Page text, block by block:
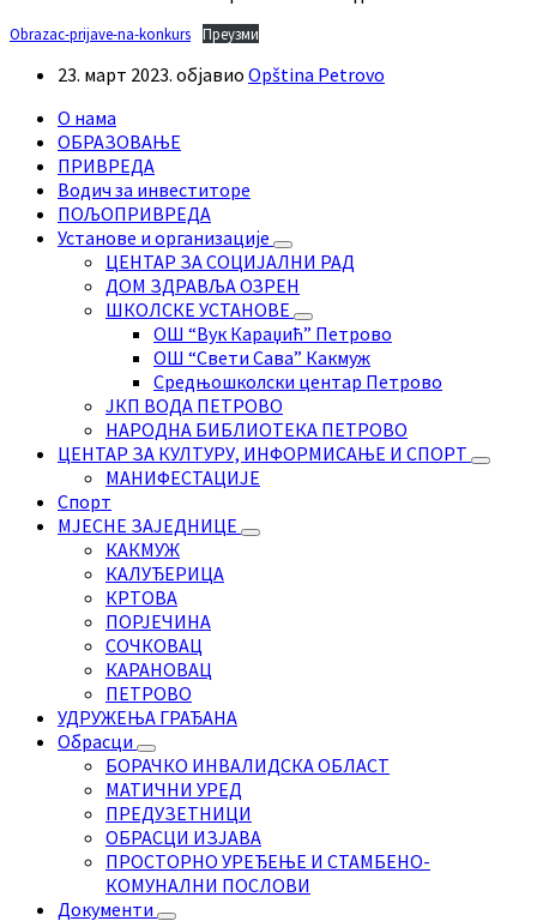
Obrazac-prijave-na-konkurs Преузми
23. март 2023. објавио Opština Petrovo
О нама
ОБРАЗОВАЊЕ
ПРИВРЕДА
Водич за инвеститоре
ПОЉОПРИВРЕДА
Установе и организације
ЦЕНТАР ЗА СОЦИЈАЛНИ РАД
ДОМ ЗДРАВЉА ОЗРЕН
ШКОЛСКЕ УСТАНОВЕ
ОШ “Вук Караџић” Петрово
ОШ “Свети Сава” Какмуж
Средњошколски центар Петрово
ЈКП ВОДА ПЕТРОВО
НАРОДНА БИБЛИОТЕКА ПЕТРОВО
ЦЕНТАР ЗА КУЛТУРУ, ИНФОРМИСАЊЕ И СПОРТ
МАНИФЕСТАЦИЈЕ
Спорт
МЈЕСНЕ ЗАЈЕДНИЦЕ
КАКМУЖ
КАЛУЂЕРИЦА
КРТОВА
ПОРЈЕЧИНА
СОЧКОВАЦ
КАРАНОВАЦ
ПЕТРОВО
УДРУЖЕЊА ГРАЂАНА
Обрасци
БОРАЧКО ИНВАЛИДСКА ОБЛАСТ
МАТИЧНИ УРЕД
ПРЕДУЗЕТНИЦИ
ОБРАСЦИ ИЗЈАВА
ПРОСТОРНО УРЕЂЕЊЕ И СТАМБЕНО-
КОМУНАЛНИ ПОСЛОВИ
Документи